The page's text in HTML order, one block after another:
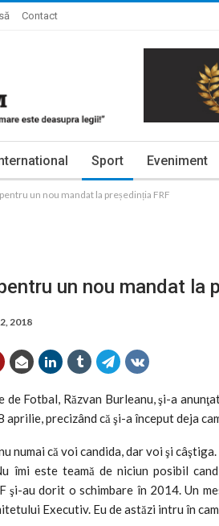
Contact
Sport Eveniment
un nou mandat la președinția FRF
un nou mandat la
2018
de Fotbal, Răzvan Burleanu, şi-a
precizând că şi-a început deja
numai că voi candida, dar voi şi
îmi este teamă de niciun posibil
şi-au dorit o schimbare în 2014. Un
Executiv. Eu de astăzi intru în